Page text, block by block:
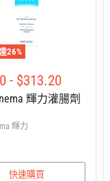
26%
- $313.20
輝力灌腸劑
輝力
快速購買